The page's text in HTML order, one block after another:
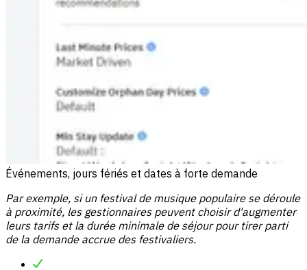
Événements, jours fériés et dates à forte demande
Par exemple, si un festival de musique populaire se déroule
à proximité, les gestionnaires peuvent choisir d'augmenter
leurs tarifs et la durée minimale de séjour pour tirer parti
de la demande accrue des festivaliers.